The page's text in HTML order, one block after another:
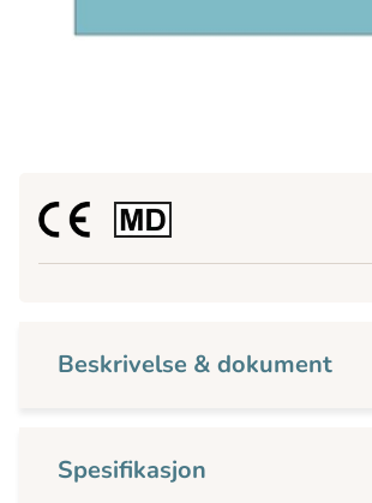
Beskrivelse & dokument
Spesifikasjon